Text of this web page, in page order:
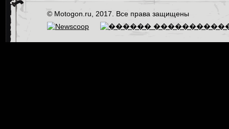
© Motogon.ru, 2017. Все права защищены